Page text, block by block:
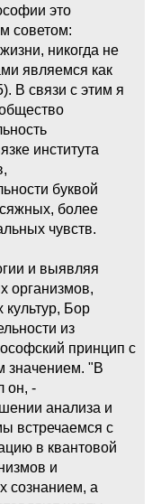
это
советом:
никогда не
являемся как
В связи с этим я
института
буквой
более
чувств.
и выявляя
организмов,
культур, Бор
из
принцип с
значением. "В
он, -
анализа и
встречаемся с
в квантовой
и
сознанием, а